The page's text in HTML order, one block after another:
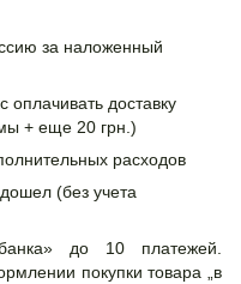
за наложенный
доставку
+ еще 20 грн.)
расходов
(без учета
до 10 платежей.
покупки товара „в